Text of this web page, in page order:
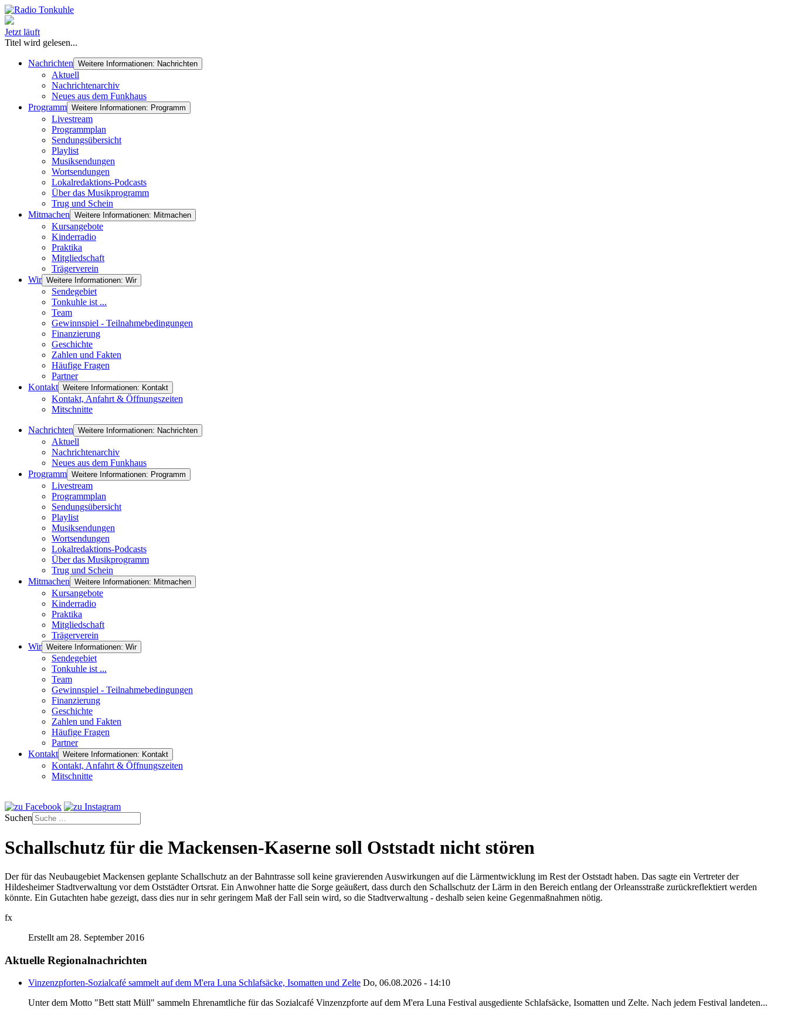
Jetzt läuft
Titel wird gelesen...
Nachrichten Weitere Informationen: Nachrichten
Aktuell
Nachrichtenarchiv
Neues aus dem Funkhaus
Programm Weitere Informationen: Programm
Livestream
Programmplan
Sendungsübersicht
Playlist
Musiksendungen
Wortsendungen
Lokalredaktions-Podcasts
Über das Musikprogramm
Trug und Schein
Mitmachen Weitere Informationen: Mitmachen
Kursangebote
Kinderradio
Praktika
Mitgliedschaft
Trägerverein
Wir Weitere Informationen: Wir
Sendegebiet
Tonkuhle ist ...
Team
Gewinnspiel - Teilnahmebedingungen
Finanzierung
Geschichte
Zahlen und Fakten
Häufige Fragen
Partner
Kontakt Weitere Informationen: Kontakt
Kontakt, Anfahrt & Öffnungszeiten
Mitschnitte
Nachrichten Weitere Informationen: Nachrichten
Aktuell
Nachrichtenarchiv
Neues aus dem Funkhaus
Programm Weitere Informationen: Programm
Livestream
Programmplan
Sendungsübersicht
Playlist
Musiksendungen
Wortsendungen
Lokalredaktions-Podcasts
Über das Musikprogramm
Trug und Schein
Mitmachen Weitere Informationen: Mitmachen
Kursangebote
Kinderradio
Praktika
Mitgliedschaft
Trägerverein
Wir Weitere Informationen: Wir
Sendegebiet
Tonkuhle ist ...
Team
Gewinnspiel - Teilnahmebedingungen
Finanzierung
Geschichte
Zahlen und Fakten
Häufige Fragen
Partner
Kontakt Weitere Informationen: Kontakt
Kontakt, Anfahrt & Öffnungszeiten
Mitschnitte
Suchen
Schallschutz für die Mackensen-Kaserne soll Oststadt nicht stören
Der für das Neubaugebiet Mackensen geplante Schallschutz an der Bahntrasse soll keine gravierenden Auswirkungen auf die Lärmentwicklung im Rest der Oststadt haben. Das sagte ein Vertreter der
Hildesheimer Stadtverwaltung vor dem Oststädter Ortsrat. Ein Anwohner hatte die Sorge geäußert, dass durch den Schallschutz der Lärm in den Bereich entlang der Orleansstraße zurückreflektiert werden
könnte. Ein Gutachten habe gezeigt, dass dies nur in sehr geringem Maß der Fall sein wird, so die Stadtverwaltung - deshalb seien keine Gegenmaßnahmen nötig.
fx
Erstellt am 28. September 2016
Aktuelle Regionalnachrichten
Vinzenzpforten-Sozialcafé sammelt auf dem M'era Luna Schlafsäcke, Isomatten und Zelte Do, 06.08.2026 - 14:10
Unter dem Motto "Bett statt Müll" sammeln Ehrenamtliche für das Sozialcafé Vinzenzpforte auf dem M'era Luna Festival ausgediente Schlafsäcke, Isomatten und Zelte. Nach jedem Festival landeten...